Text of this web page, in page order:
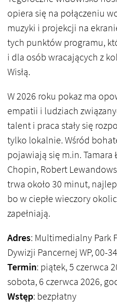
opiera się na połączeniu
muzyki i projekcji na
tych punktów programu,
i dla osób wracających z
Wisłą.
W 2026 roku pokaz ma
empatii i ludziach
talent i praca stały się
tylko lokalnie. Wśród
pojawiają się m.in. Tamara
Chopin, Robert
trwa około 30 minut,
bo w ciepłe wieczory
zapełniają.
Adres: Multimedialny Park
Dywizji Pancernej WP, 00-
Termin: piątek, 5 czerwca
sobota, 6 czerwca 2026,
Wstęp: bezpłatny